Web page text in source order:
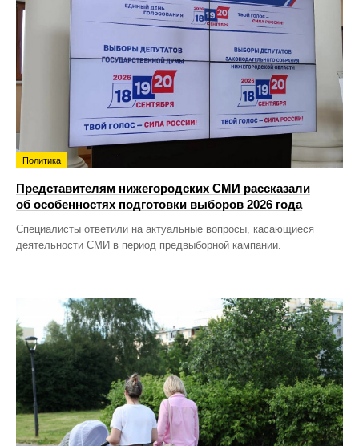
Политика
Представителям нижегородских СМИ рассказали
об особенностях подготовки выборов 2026 года
Специалисты ответили на актуальные вопросы, касающиеся
деятельности СМИ в период предвыборной кампании.